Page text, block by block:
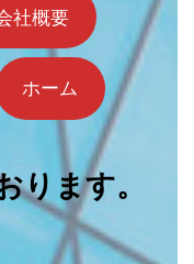
社概要
ホーム
ります。